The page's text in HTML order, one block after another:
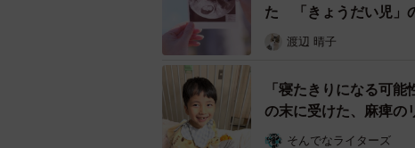
TOYP2026準グランプリの発表直後。「まさ
最年少ファイナリストに選ばれた
ビジネスや医療、環境、国際協力、地
た若者（＝すごい若者）を発掘し、さ
た 「きょうだい児」
渡辺 晴子
「寝たきりになる可
の末に受けた、麻痺の
そんでなライターズ